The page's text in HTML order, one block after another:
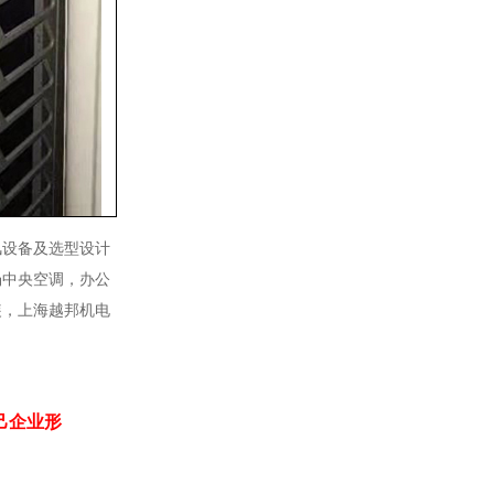
备及选型设计
央空调，办公
上海越邦机电
企业形